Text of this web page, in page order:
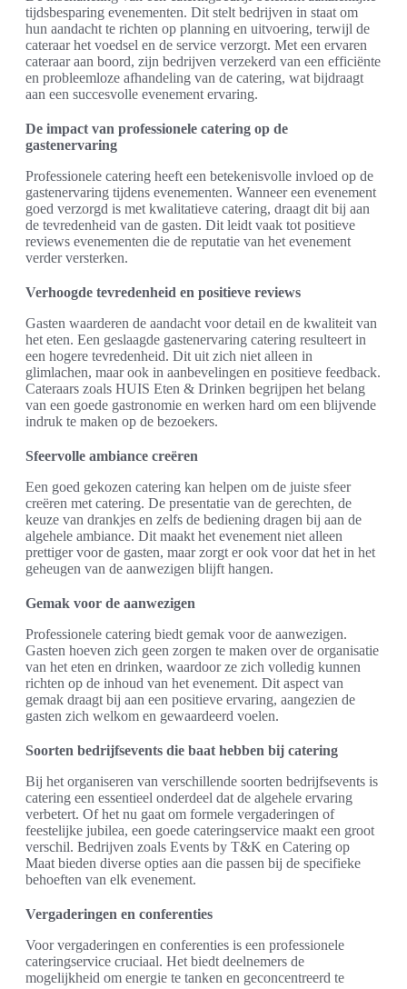
tijdsbesparing evenementen. Dit stelt bedrijven in staat om
hun aandacht te richten op planning en uitvoering, terwijl de
cateraar het voedsel en de service verzorgt. Met een ervaren
cateraar aan boord, zijn bedrijven verzekerd van een efficiënte
en probleemloze afhandeling van de catering, wat bijdraagt
aan een succesvolle evenement ervaring.
De impact van professionele catering op de
gastenervaring
Professionele catering heeft een betekenisvolle invloed op de
gastenervaring tijdens evenementen. Wanneer een evenement
goed verzorgd is met kwalitatieve catering, draagt dit bij aan
de tevredenheid van de gasten. Dit leidt vaak tot positieve
reviews evenementen die de reputatie van het evenement
verder versterken.
Verhoogde tevredenheid en positieve reviews
Gasten waarderen de aandacht voor detail en de kwaliteit van
het eten. Een geslaagde gastenervaring catering resulteert in
een hogere tevredenheid. Dit uit zich niet alleen in
glimlachen, maar ook in aanbevelingen en positieve feedback.
Cateraars zoals HUIS Eten & Drinken begrijpen het belang
van een goede gastronomie en werken hard om een blijvende
indruk te maken op de bezoekers.
Sfeervolle ambiance creëren
Een goed gekozen catering kan helpen om de juiste sfeer
creëren met catering. De presentatie van de gerechten, de
keuze van drankjes en zelfs de bediening dragen bij aan de
algehele ambiance. Dit maakt het evenement niet alleen
prettiger voor de gasten, maar zorgt er ook voor dat het in het
geheugen van de aanwezigen blijft hangen.
Gemak voor de aanwezigen
Professionele catering biedt gemak voor de aanwezigen.
Gasten hoeven zich geen zorgen te maken over de organisatie
van het eten en drinken, waardoor ze zich volledig kunnen
richten op de inhoud van het evenement. Dit aspect van
gemak draagt bij aan een positieve ervaring, aangezien de
gasten zich welkom en gewaardeerd voelen.
Soorten bedrijfsevents die baat hebben bij catering
Bij het organiseren van verschillende soorten bedrijfsevents is
catering een essentieel onderdeel dat de algehele ervaring
verbetert. Of het nu gaat om formele vergaderingen of
feestelijke jubilea, een goede cateringservice maakt een groot
verschil. Bedrijven zoals Events by T&K en Catering op
Maat bieden diverse opties aan die passen bij de specifieke
behoeften van elk evenement.
Vergaderingen en conferenties
Voor vergaderingen en conferenties is een professionele
cateringservice cruciaal. Het biedt deelnemers de
mogelijkheid om energie te tanken en geconcentreerd te